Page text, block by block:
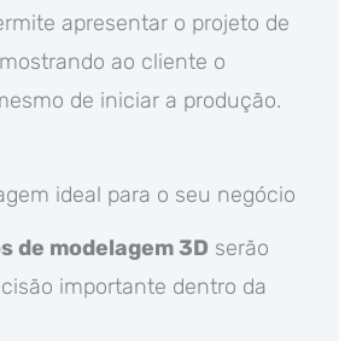
apresentar o projeto de
ao cliente o
de iniciar a produção.
ideal para o seu negócio
de modelagem 3D serão
importante dentro da